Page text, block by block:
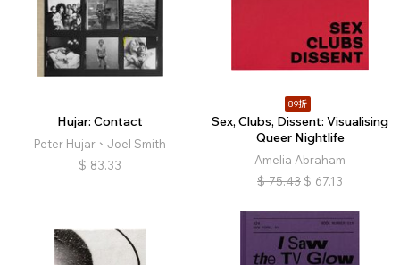
Hujar: Contact
Peter Hujar、Joel Smith
$ 83.33
89折
Sex, Clubs, Dissent: Visualising
Queer Nightlife
Amelia Abraham
$ 75.43 $ 67.13